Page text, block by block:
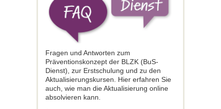
Fragen und Antworten zum
Präventionskonzept der BLZK (BuS-
Dienst), zur Erstschulung und zu den
Aktualisierungskursen. Hier erfahren Sie
auch, wie man die Aktualisierung online
absolvieren kann.